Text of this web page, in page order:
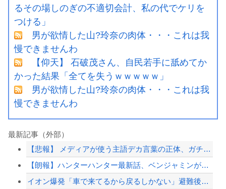
るその場しのぎの不適切会計、私の代でケリを
つける」
男が欲情した山?玲奈の肉体・・・これは我
慢できませんわ
【仰天】 石破茂さん、自民若手に舐めてか
かった結果「全てを失うｗｗｗｗｗ」
男が欲情した山?玲奈の肉体・・・これは我
慢できませんわ
最新記事（外部）
【悲報】 メディアが使う主語デカ言葉の正体、ガチでこれだったｗｗｗｗ
【朗報】ハンターハンター最新話、ベンジャミンが覚醒して主人公になるwwwwwww...
イオン爆発「車で来てるから戻るしかない」避難後に館内へ…現場の実態が判明